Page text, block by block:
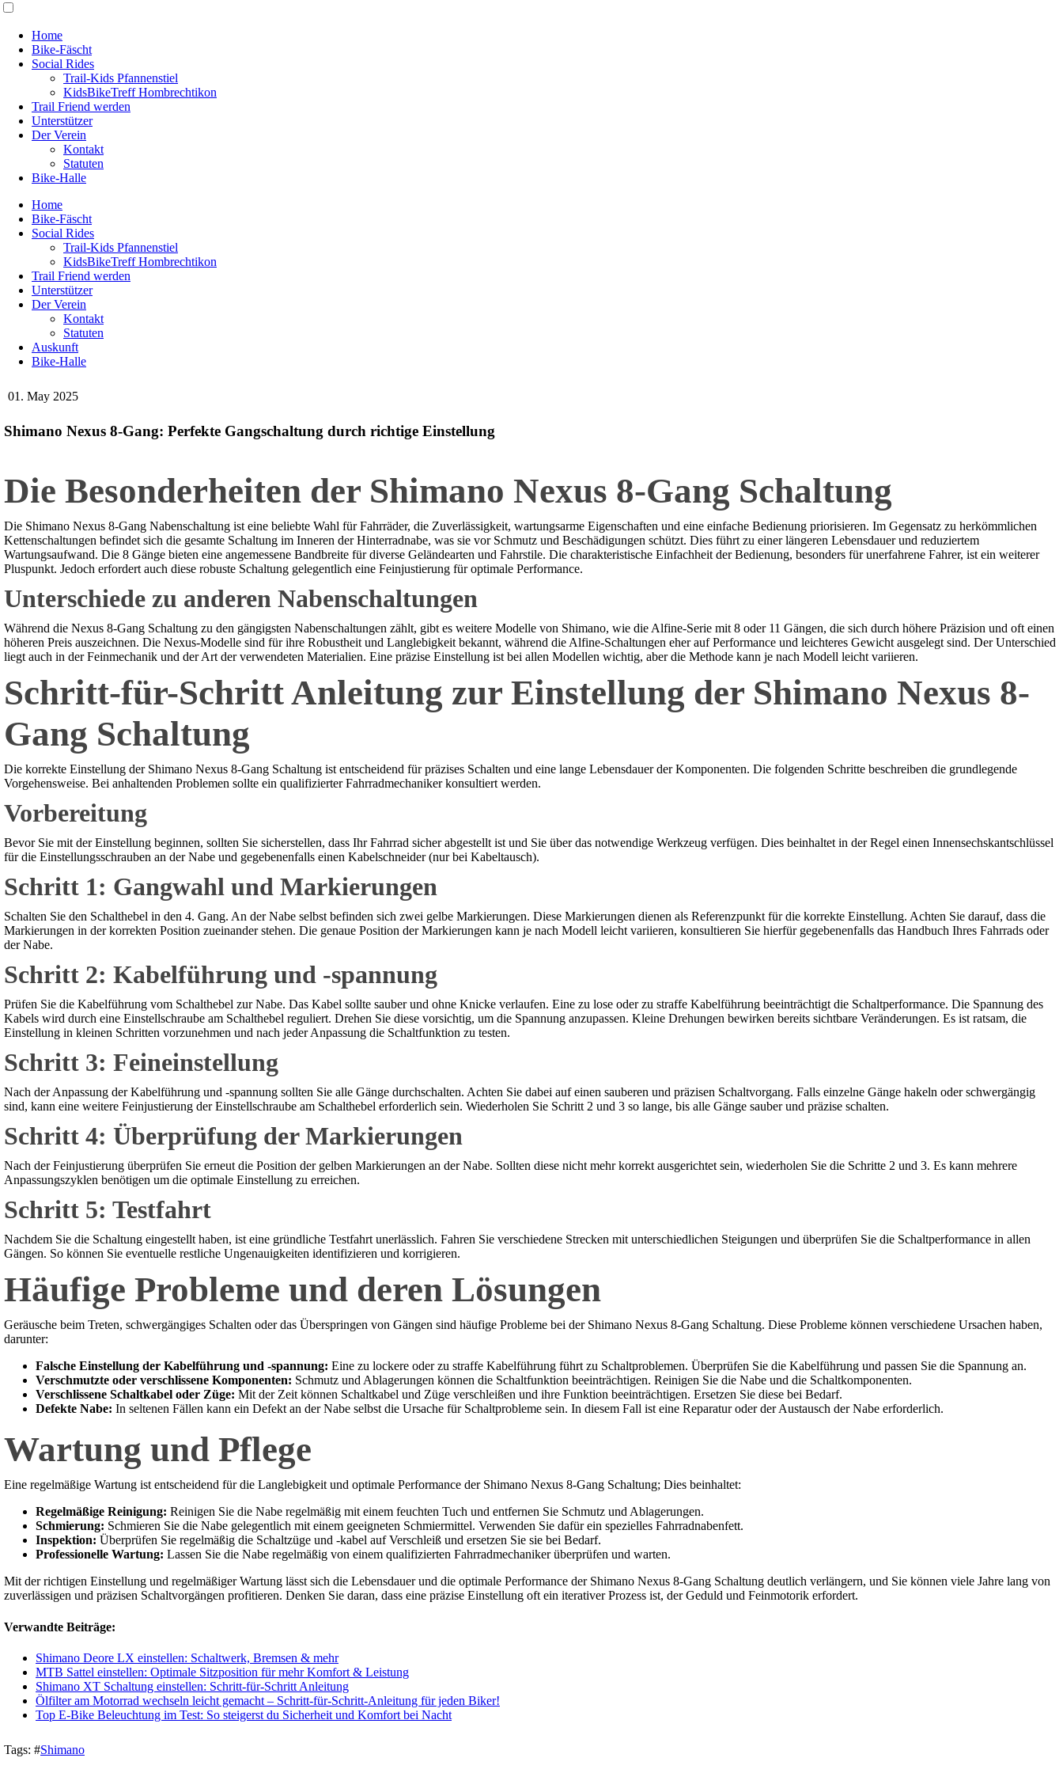
Home
Bike-Fäscht
Social Rides
Trail-Kids Pfannenstiel
KidsBikeTreff Hombrechtikon
Trail Friend werden
Unterstützer
Der Verein
Kontakt
Statuten
Bike-Halle
Home
Bike-Fäscht
Social Rides
Trail-Kids Pfannenstiel
KidsBikeTreff Hombrechtikon
Trail Friend werden
Unterstützer
Der Verein
Kontakt
Statuten
Auskunft
Bike-Halle
01. May 2025
Shimano Nexus 8-Gang: Perfekte Gangschaltung durch richtige Einstellung
Die Besonderheiten der Shimano Nexus 8-Gang Schaltung
Die Shimano Nexus 8-Gang Nabenschaltung ist eine beliebte Wahl für Fahrräder, die Zuverlässigkeit, wartungsarme Eigenschaften und eine einfache Bedienung priorisieren. Im Gegensatz zu herkömmlichen
Kettenschaltungen befindet sich die gesamte Schaltung im Inneren der Hinterradnabe, was sie vor Schmutz und Beschädigungen schützt. Dies führt zu einer längeren Lebensdauer und reduziertem
Wartungsaufwand. Die 8 Gänge bieten eine angemessene Bandbreite für diverse Geländearten und Fahrstile. Die charakteristische Einfachheit der Bedienung, besonders für unerfahrene Fahrer, ist ein weiterer
Pluspunkt. Jedoch erfordert auch diese robuste Schaltung gelegentlich eine Feinjustierung für optimale Performance.
Unterschiede zu anderen Nabenschaltungen
Während die Nexus 8-Gang Schaltung zu den gängigsten Nabenschaltungen zählt, gibt es weitere Modelle von Shimano, wie die Alfine-Serie mit 8 oder 11 Gängen, die sich durch höhere Präzision und oft einen
höheren Preis auszeichnen. Die Nexus-Modelle sind für ihre Robustheit und Langlebigkeit bekannt, während die Alfine-Schaltungen eher auf Performance und leichteres Gewicht ausgelegt sind. Der Unterschied
liegt auch in der Feinmechanik und der Art der verwendeten Materialien. Eine präzise Einstellung ist bei allen Modellen wichtig, aber die Methode kann je nach Modell leicht variieren.
Schritt-für-Schritt Anleitung zur Einstellung der Shimano Nexus 8-
Gang Schaltung
Die korrekte Einstellung der Shimano Nexus 8-Gang Schaltung ist entscheidend für präzises Schalten und eine lange Lebensdauer der Komponenten. Die folgenden Schritte beschreiben die grundlegende
Vorgehensweise. Bei anhaltenden Problemen sollte ein qualifizierter Fahrradmechaniker konsultiert werden.
Vorbereitung
Bevor Sie mit der Einstellung beginnen, sollten Sie sicherstellen, dass Ihr Fahrrad sicher abgestellt ist und Sie über das notwendige Werkzeug verfügen. Dies beinhaltet in der Regel einen Innensechskantschlüssel
für die Einstellungsschrauben an der Nabe und gegebenenfalls einen Kabelschneider (nur bei Kabeltausch).
Schritt 1: Gangwahl und Markierungen
Schalten Sie den Schalthebel in den 4. Gang. An der Nabe selbst befinden sich zwei gelbe Markierungen. Diese Markierungen dienen als Referenzpunkt für die korrekte Einstellung. Achten Sie darauf, dass die
Markierungen in der korrekten Position zueinander stehen. Die genaue Position der Markierungen kann je nach Modell leicht variieren, konsultieren Sie hierfür gegebenenfalls das Handbuch Ihres Fahrrads oder
der Nabe.
Schritt 2: Kabelführung und -spannung
Prüfen Sie die Kabelführung vom Schalthebel zur Nabe. Das Kabel sollte sauber und ohne Knicke verlaufen. Eine zu lose oder zu straffe Kabelführung beeinträchtigt die Schaltperformance. Die Spannung des
Kabels wird durch eine Einstellschraube am Schalthebel reguliert. Drehen Sie diese vorsichtig, um die Spannung anzupassen. Kleine Drehungen bewirken bereits sichtbare Veränderungen. Es ist ratsam, die
Einstellung in kleinen Schritten vorzunehmen und nach jeder Anpassung die Schaltfunktion zu testen.
Schritt 3: Feineinstellung
Nach der Anpassung der Kabelführung und -spannung sollten Sie alle Gänge durchschalten. Achten Sie dabei auf einen sauberen und präzisen Schaltvorgang. Falls einzelne Gänge hakeln oder schwergängig
sind, kann eine weitere Feinjustierung der Einstellschraube am Schalthebel erforderlich sein. Wiederholen Sie Schritt 2 und 3 so lange, bis alle Gänge sauber und präzise schalten.
Schritt 4: Überprüfung der Markierungen
Nach der Feinjustierung überprüfen Sie erneut die Position der gelben Markierungen an der Nabe. Sollten diese nicht mehr korrekt ausgerichtet sein, wiederholen Sie die Schritte 2 und 3. Es kann mehrere
Anpassungszyklen benötigen um die optimale Einstellung zu erreichen.
Schritt 5: Testfahrt
Nachdem Sie die Schaltung eingestellt haben, ist eine gründliche Testfahrt unerlässlich. Fahren Sie verschiedene Strecken mit unterschiedlichen Steigungen und überprüfen Sie die Schaltperformance in allen
Gängen. So können Sie eventuelle restliche Ungenauigkeiten identifizieren und korrigieren.
Häufige Probleme und deren Lösungen
Geräusche beim Treten, schwergängiges Schalten oder das Überspringen von Gängen sind häufige Probleme bei der Shimano Nexus 8-Gang Schaltung. Diese Probleme können verschiedene Ursachen haben,
darunter:
Falsche Einstellung der Kabelführung und -spannung: Eine zu lockere oder zu straffe Kabelführung führt zu Schaltproblemen. Überprüfen Sie die Kabelführung und passen Sie die Spannung an.
Verschmutzte oder verschlissene Komponenten: Schmutz und Ablagerungen können die Schaltfunktion beeinträchtigen. Reinigen Sie die Nabe und die Schaltkomponenten.
Verschlissene Schaltkabel oder Züge: Mit der Zeit können Schaltkabel und Züge verschleißen und ihre Funktion beeinträchtigen. Ersetzen Sie diese bei Bedarf.
Defekte Nabe: In seltenen Fällen kann ein Defekt an der Nabe selbst die Ursache für Schaltprobleme sein. In diesem Fall ist eine Reparatur oder der Austausch der Nabe erforderlich.
Wartung und Pflege
Eine regelmäßige Wartung ist entscheidend für die Langlebigkeit und optimale Performance der Shimano Nexus 8-Gang Schaltung; Dies beinhaltet:
Regelmäßige Reinigung: Reinigen Sie die Nabe regelmäßig mit einem feuchten Tuch und entfernen Sie Schmutz und Ablagerungen.
Schmierung: Schmieren Sie die Nabe gelegentlich mit einem geeigneten Schmiermittel. Verwenden Sie dafür ein spezielles Fahrradnabenfett.
Inspektion: Überprüfen Sie regelmäßig die Schaltzüge und -kabel auf Verschleiß und ersetzen Sie sie bei Bedarf.
Professionelle Wartung: Lassen Sie die Nabe regelmäßig von einem qualifizierten Fahrradmechaniker überprüfen und warten.
Mit der richtigen Einstellung und regelmäßiger Wartung lässt sich die Lebensdauer und die optimale Performance der Shimano Nexus 8-Gang Schaltung deutlich verlängern, und Sie können viele Jahre lang von
zuverlässigen und präzisen Schaltvorgängen profitieren. Denken Sie daran, dass eine präzise Einstellung oft ein iterativer Prozess ist, der Geduld und Feinmotorik erfordert.
Verwandte Beiträge:
Shimano Deore LX einstellen: Schaltwerk, Bremsen & mehr
MTB Sattel einstellen: Optimale Sitzposition für mehr Komfort & Leistung
Shimano XT Schaltung einstellen: Schritt-für-Schritt Anleitung
Ölfilter am Motorrad wechseln leicht gemacht – Schritt-für-Schritt-Anleitung für jeden Biker!
Top E-Bike Beleuchtung im Test: So steigerst du Sicherheit und Komfort bei Nacht
Tags: #Shimano